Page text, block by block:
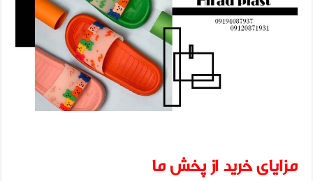
مزایای خرید از پخش ما